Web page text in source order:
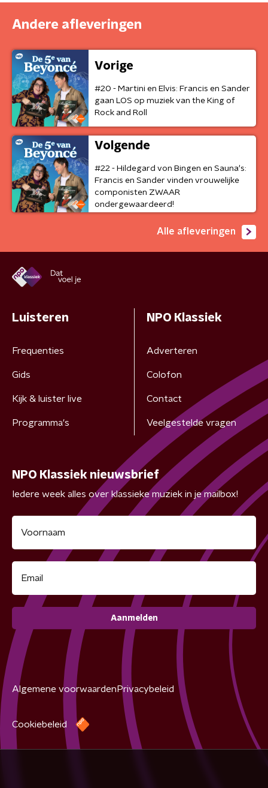
Andere afleveringen
Vorige
#20 - Martini en Elvis: Francis en Sander
gaan LOS op muziek van the King of
Rock and Roll
Volgende
#22 - Hildegard von Bingen en Sauna's:
Francis en Sander vinden vrouwelijke
componisten ZWAAR
ondergewaardeerd!
Alle afleveringen
Luisteren
Frequenties
Gids
Kijk & luister live
Programma's
NPO Klassiek
Adverteren
Colofon
Contact
Veelgestelde vragen
NPO Klassiek nieuwsbrief
Iedere week alles over klassieke muziek in je mailbox!
Aanmelden
Algemene voorwaarden Privacybeleid
Cookiebeleid